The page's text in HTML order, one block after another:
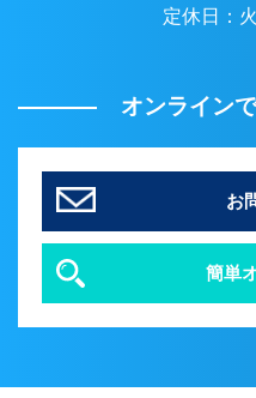
定休日：
オンライン
お
簡単